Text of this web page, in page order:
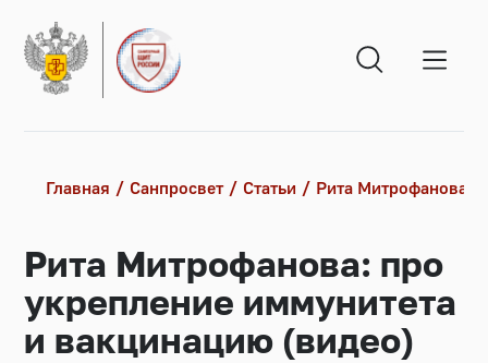
Главная Санпросвет Статьи Рита Митрофанова:
Рита Митрофанова: про
укрепление иммунитета
и вакцинацию (видео)